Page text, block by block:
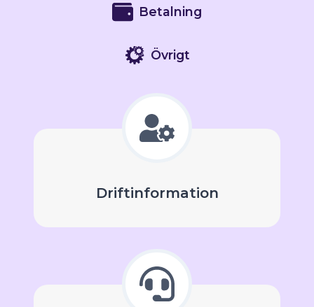
Betalning
Övrigt
Driftinformation